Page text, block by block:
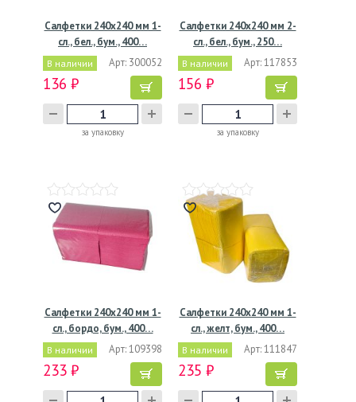
Салфетки 240х240 мм 1-
сл., бел., бум., 400…
В наличии Арт: 300052
136 ₽
за упаковку
Салфетки 240х240 мм 2-
сл., бел., бум., 250…
В наличии Арт: 117853
156 ₽
за упаковку
Салфетки 240х240 мм 1-
сл., бордо, бум., 400…
В наличии Арт: 109398
233 ₽
Салфетки 240х240 мм 1-
сл., желт, бум., 400…
В наличии Арт: 111847
235 ₽